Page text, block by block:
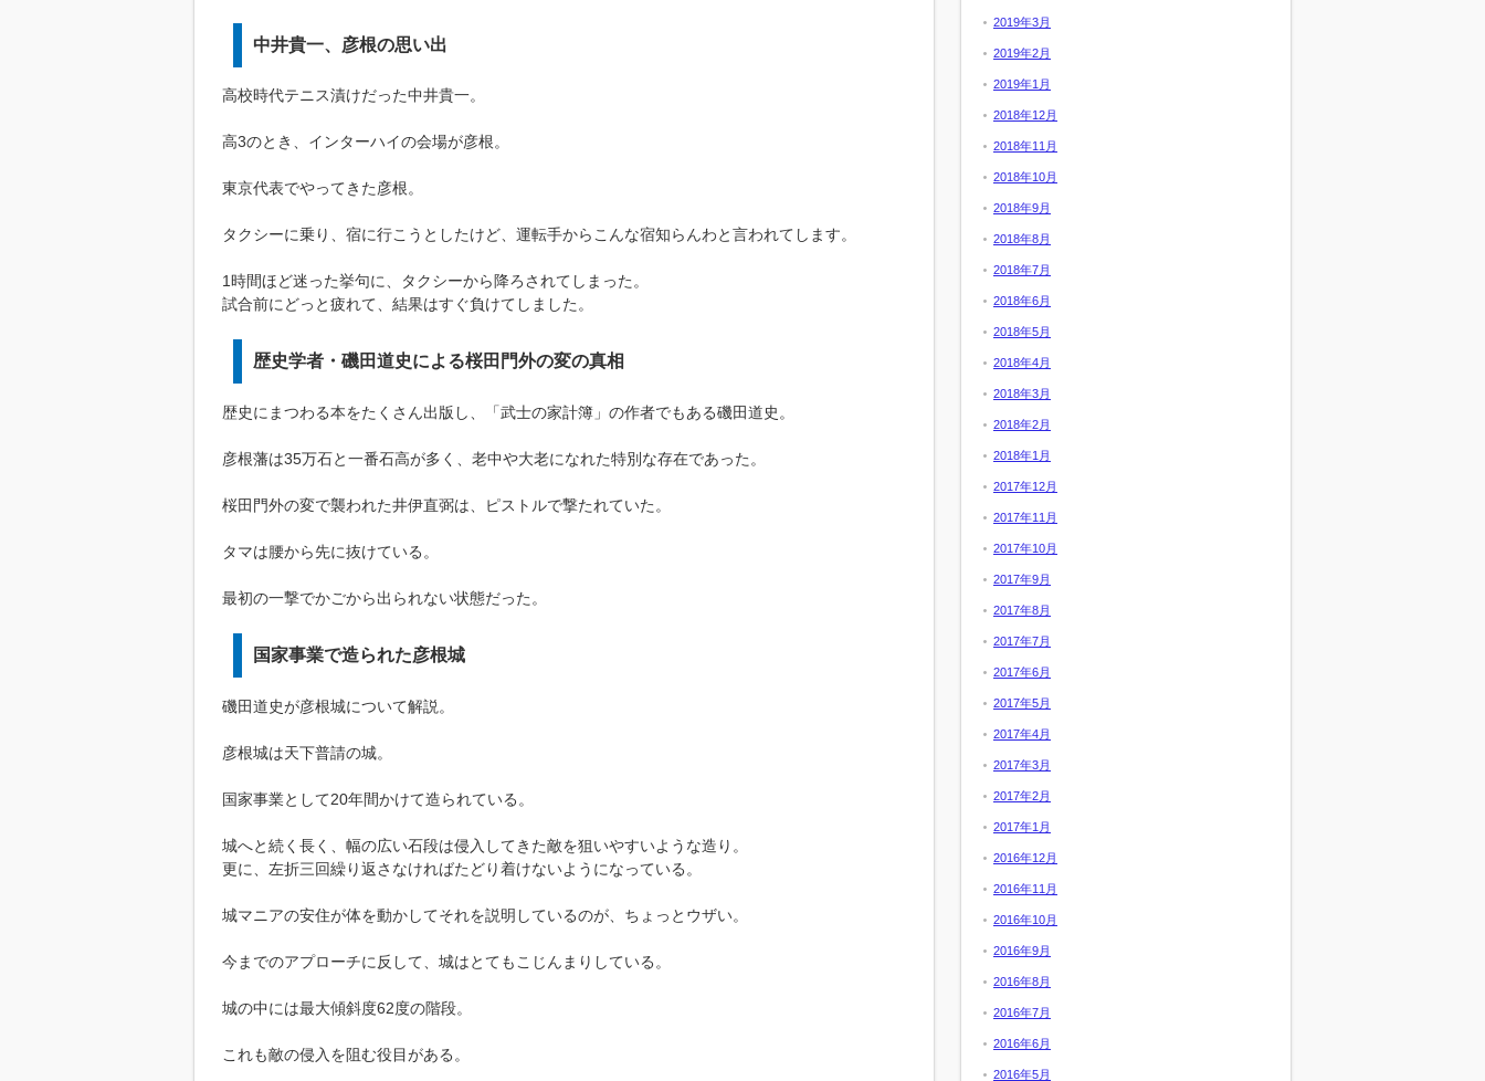
中井貴一、彦根の思い出
高校時代テニス漬けだった中井貴一。
高3のとき、インターハイの会場が彦根。
東京代表でやってきた彦根。
タクシーに乗り、宿に行こうとしたけど、運転手からこんな宿知らんわと言われてします。
1時間ほど迷った挙句に、タクシーから降ろされてしまった。
試合前にどっと疲れて、結果はすぐ負けてしました。
歴史学者・磯田道史による桜田門外の変の真相
歴史にまつわる本をたくさん出版し、「武士の家計簿」の作者でもある磯田道史。
彦根藩は35万石と一番石高が多く、老中や大老になれた特別な存在であった。
桜田門外の変で襲われた井伊直弼は、ピストルで撃たれていた。
タマは腰から先に抜けている。
最初の一撃でかごから出られない状態だった。
国家事業で造られた彦根城
磯田道史が彦根城について解説。
彦根城は天下普請の城。
国家事業として20年間かけて造られている。
城へと続く長く、幅の広い石段は侵入してきた敵を狙いやすいような造り。
更に、左折三回繰り返さなければたどり着けないようになっている。
城マニアの安住が体を動かしてそれを説明しているのが、ちょっとウザい。
今までのアプローチに反して、城はとてもこじんまりしている。
城の中には最大傾斜度62度の階段。
これも敵の侵入を阻む役目がある。
2019年3月
2019年2月
2019年1月
2018年12月
2018年11月
2018年10月
2018年9月
2018年8月
2018年7月
2018年6月
2018年5月
2018年4月
2018年3月
2018年2月
2018年1月
2017年12月
2017年11月
2017年10月
2017年9月
2017年8月
2017年7月
2017年6月
2017年5月
2017年4月
2017年3月
2017年2月
2017年1月
2016年12月
2016年11月
2016年10月
2016年9月
2016年8月
2016年7月
2016年6月
2016年5月